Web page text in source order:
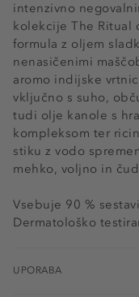
intenzivno
kolekcije The Ritual
formula z oljem
nenasičenimi
aromo indijske
vključno s suho,
tudi olje kanole s
kompleksom ter
stiku z vodo
mehko, voljno in
Vsebuje 90 %
Dermatološko
UPORABA